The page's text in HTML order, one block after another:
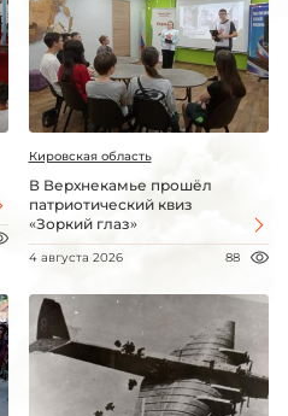
Кировская область
В Верхнекамье прошёл
патриотический квиз
«Зоркий глаз»
4 августа 2026 88